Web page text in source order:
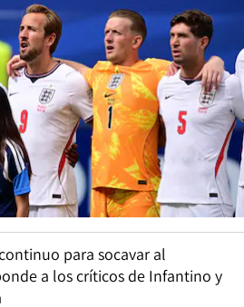
para socavar al
a los críticos de Infantino y